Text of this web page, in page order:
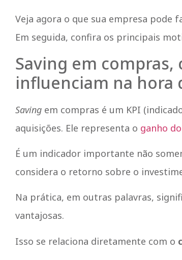
Veja agora o que sua empresa pode
Em seguida, confira os principais
Saving em compras,
influenciam na hora
Saving em compras é um KPI
aquisições. Ele representa o ganho
É um indicador importante não
considera o retorno sobre o
Na prática, em outras palavras,
vantajosas.
Isso se relaciona diretamente com o